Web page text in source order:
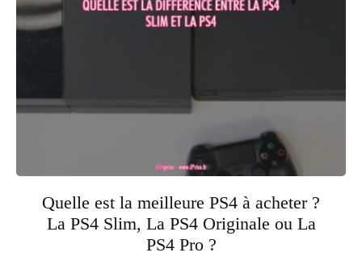
Quelle est la meilleure PS4 à acheter ?
La PS4 Slim, La PS4 Originale ou La
PS4 Pro ?